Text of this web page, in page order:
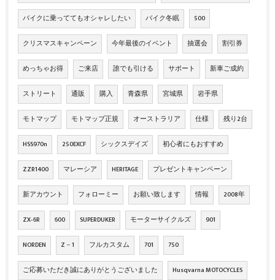
バイクに乗っててもオシャレしたい バイク冬眠 500
クリスマスキャンペーン 今年最後のイベント 抽選会 割引券
めっちゃお得 ご来店 誰でも引ける サポート 新車ご成約
ストリート 通販 購入 青森県 宮城県 岩手県
モトマップ モトマップ正規 オーストラリア 仕様 残り2台
HSS970n 250EXCF シックスデイズ 初心者にもおすすめ
ZZR1400 マレーシア HERITAGE プレゼントキャンペーン
新アカウント フォローミー お願い致します 情報 2008年
ZX‐6R 600 SUPERDUKER モーターサイクルズ 901
NORDEN Z－1 フルカスタム 701 750
ご応募いただき誠にありがとうございました Husqvarna MOTOCYCLES